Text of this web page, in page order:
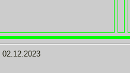
02.12.2023